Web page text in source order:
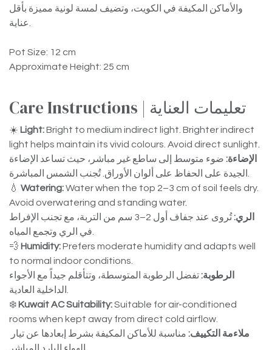
والأماكن المكيفة في الكويت، وتضيف لمسة لونية مميزة بأقل
عناية.
Pot Size: 12 cm
Approximate Height: 25 cm
Care Instructions | تعليمات العناية
☀️ Light:Bright to medium indirect light. Brighter indirect
light helps maintain its vivid colours. Avoid direct sunlight.
الإضاءة: ضوء متوسط إلى ساطع غير مباشر، حيث تساعد الإضاءة
الجيدة على الحفاظ على ألوان الأوراق. تُجنب الشمس المباشرة.
💧 Watering:Water when the top 2–3 cm of soil feels dry.
Avoid overwatering and standing water.
الري:
تُروى عند جفاف أول 2–3 سم من التربة، مع تجنب الإفراط
في الري وتجمع المياه.
💨 Humidity:Prefers moderate humidity and adapts well
to normal indoor conditions.
الرطوبة:تفضل الرطوبة المتوسطة، وتتأقلم جيداً مع الأجواء
الداخلية العادية.
❄️ Kuwait AC Suitability:Suitable for air-conditioned
rooms when kept away from direct cold airflow.
ملاءمة التكييف: مناسبة للأماكن المكيفة بشرط إبعادها عن تيار